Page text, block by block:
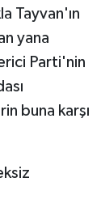
Tayvan'ın
yana
Parti'nin
buna karşı